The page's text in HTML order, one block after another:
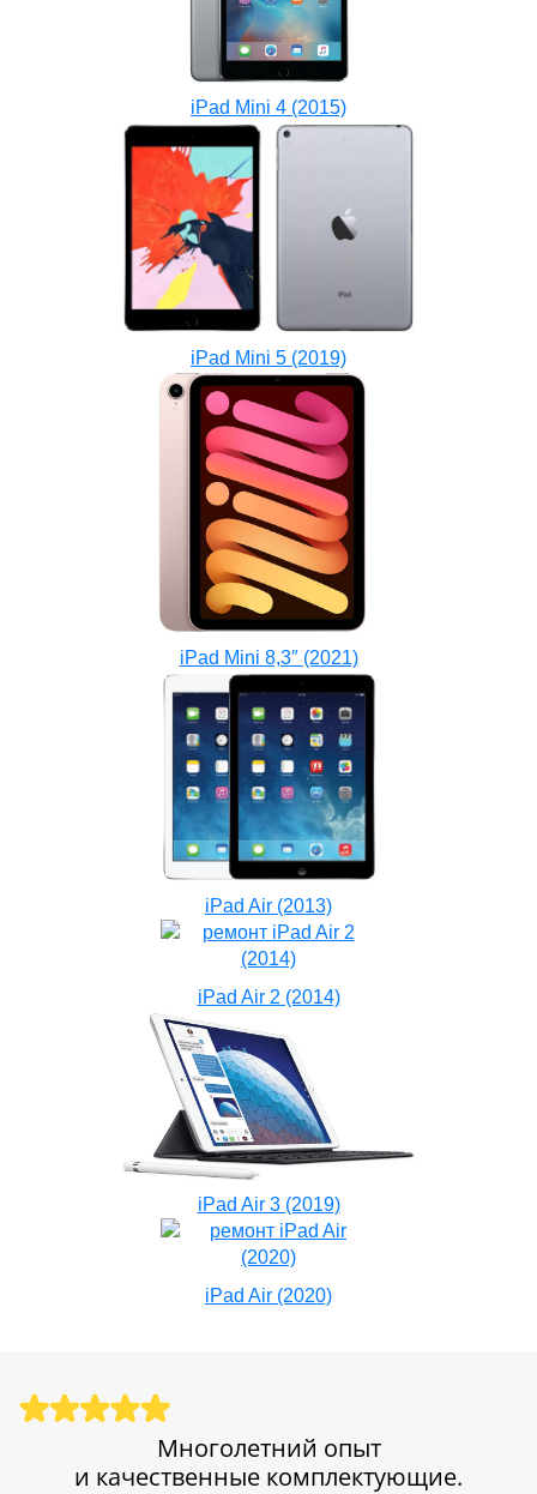
iPad Mini 4 (2015)
iPad Mini 5 (2019)
iPad Mini 8,3″ (2021)
iPad Air (2013)
iPad Air 2 (2014)
iPad Air 3 (2019)
iPad Air (2020)
Многолетний опыт
и качественные комплектующие.